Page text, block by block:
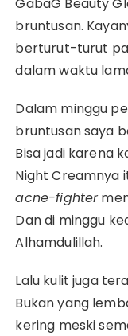
GabaG Beauty
bruntusan.
berturut-turut
dalam waktu
Dalam minggu
bruntusan saya
Bisa jadi karena
Night Creamnya
acne-fighter
Dan di minggu
Alhamdulillah.
Lalu kulit juga
Bukan yang
kering meski